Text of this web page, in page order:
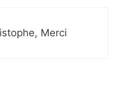
Merci